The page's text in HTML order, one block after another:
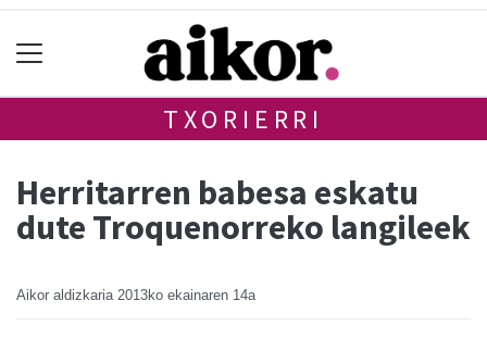
TXORIERRI
Herritarren babesa eskatu
dute Troquenorreko langileek
Aikor aldizkaria 2013ko ekainaren 14a